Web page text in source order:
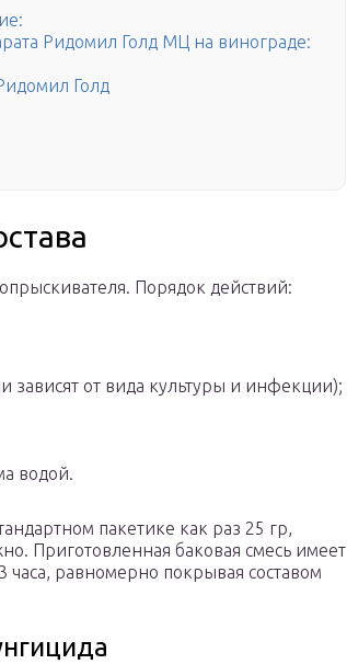
Ридомил Голд МЦ на винограде:
Голд
Порядок действий:
зависят от вида культуры и инфекции);
водой.
пакетике как раз 25 гр,
Приготовленная баковая смесь имеет
равномерно покрывая составом